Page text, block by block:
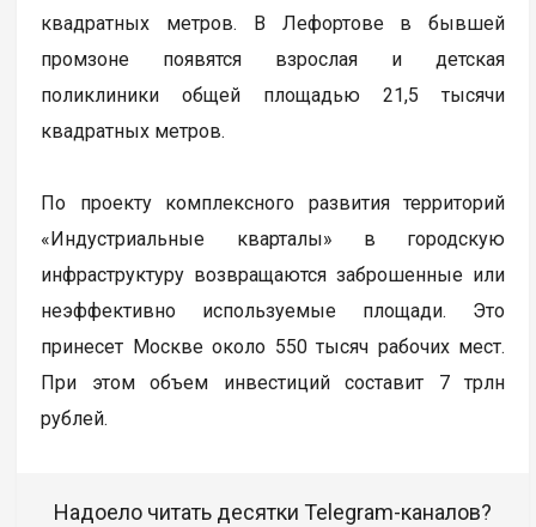
квадратных метров. В Лефортове в бывшей
промзоне появятся взрослая и детская
поликлиники общей площадью 21,5 тысячи
квадратных метров.
По проекту комплексного развития территорий
«Индустриальные кварталы» в городскую
инфраструктуру возвращаются заброшенные или
неэффективно используемые площади. Это
принесет Москве около 550 тысяч рабочих мест.
При этом объем инвестиций составит 7 трлн
рублей.
Надоело читать десятки Telegram-каналов?